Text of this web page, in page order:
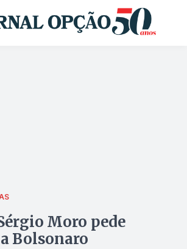
Moro pede
Bolsonaro